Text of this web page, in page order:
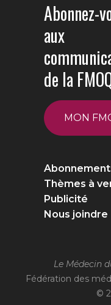
Abonnez-
aux
de la
MON
Thèmes à
Publicité
Nous joindre
Le Médecin
Fédération des
©